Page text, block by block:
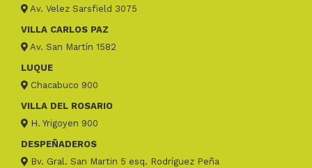
Av. Velez Sarsfield 3075
VILLA CARLOS PAZ
Av. San Martín 1582
LUQUE
Chacabuco 900
VILLA DEL ROSARIO
H. Yrigoyen 900
DESPEÑADEROS
Bv. Gral. San Martin 5 esq. Rodríguez Peña